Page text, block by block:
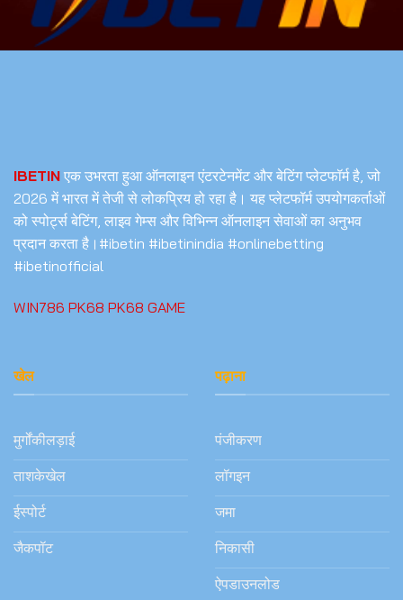
IBETIN एक उभरता हुआ ऑनलाइन एंटरटेनमेंट और बेटिंग प्लेटफॉर्म है, जो
2026 में भारत में तेजी से लोकप्रिय हो रहा है। यह प्लेटफॉर्म उपयोगकर्ताओं
को स्पोर्ट्स बेटिंग, लाइव गेम्स और विभिन्न ऑनलाइन सेवाओं का अनुभव
प्रदान करता है। #ibetin #ibetinindia #onlinebetting
#ibetinofficial
WIN786 PK68 PK68 GAME
खेल
मुर्गोंकीलड़ाई
ताशकेखेल
ईस्पोर्ट
जैकपॉट
पढ़ाना
पंजीकरण
लॉगइन
जमा
निकासी
ऐपडाउनलोड